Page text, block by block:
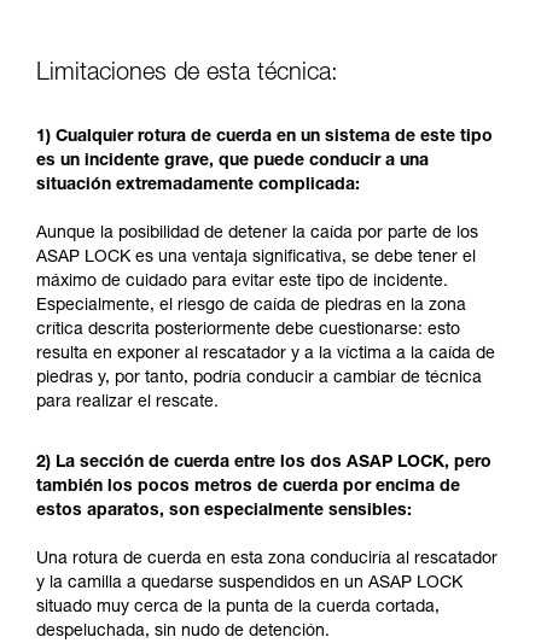
Limitaciones de esta técnica:
1) Cualquier rotura de cuerda en un sistema de este tipo
es un incidente grave, que puede conducir a una
situación extremadamente complicada:
Aunque la posibilidad de detener la caída por parte de los
ASAP LOCK es una ventaja significativa, se debe tener el
máximo de cuidado para evitar este tipo de incidente.
Especialmente, el riesgo de caída de piedras en la zona
crítica descrita posteriormente debe cuestionarse: esto
resulta en exponer al rescatador y a la víctima a la caída de
piedras y, por tanto, podría conducir a cambiar de técnica
para realizar el rescate.
2) La sección de cuerda entre los dos ASAP LOCK, pero
también los pocos metros de cuerda por encima de
estos aparatos, son especialmente sensibles:
Una rotura de cuerda en esta zona conduciría al rescatador
y la camilla a quedarse suspendidos en un ASAP LOCK
situado muy cerca de la punta de la cuerda cortada,
despeluchada, sin nudo de detención.